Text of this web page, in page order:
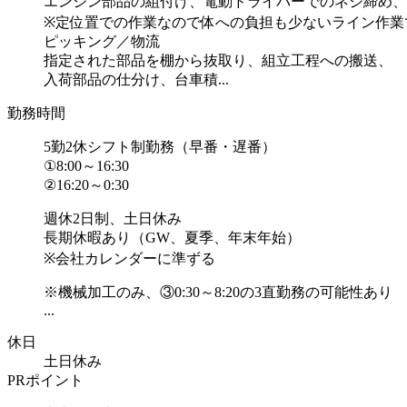
※定位置での作業なので体への負担も少ないライン作業
ピッキング／物流
指定された部品を棚から抜取り、組立工程への搬送、
入荷部品の仕分け、台車積...
勤務時間
5勤2休シフト制勤務（早番・遅番）
①8:00～16:30
②16:20～0:30
週休2日制、土日休み
長期休暇あり（GW、夏季、年末年始）
※会社カレンダーに準ずる
※機械加工のみ、③0:30～8:20の3直勤務の可能性あり
...
休日
土日休み
PRポイント